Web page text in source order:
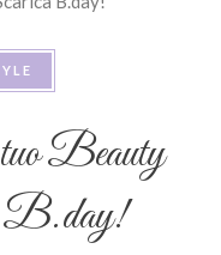
Beauty
B.day!